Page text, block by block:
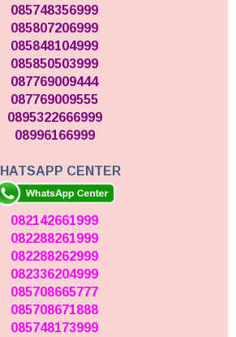
085748356999
085807206999
085848104999
085850503999
087769009444
087769009555
0895322666999
08996166999
CENTER
082142661999
082288261999
082288262999
082336204999
085708665777
085708671888
085748173999